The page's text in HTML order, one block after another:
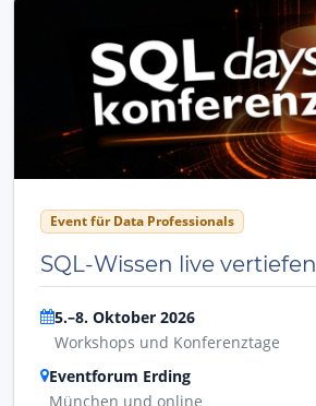
Event für Data Professionals
SQL-Wissen live vertiefen
5.–8. Oktober 2026
Workshops und Konferenztage
Eventforum Erding
München und online